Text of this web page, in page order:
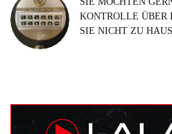
KONTROLLE ÜBER
SIE NICHT ZU